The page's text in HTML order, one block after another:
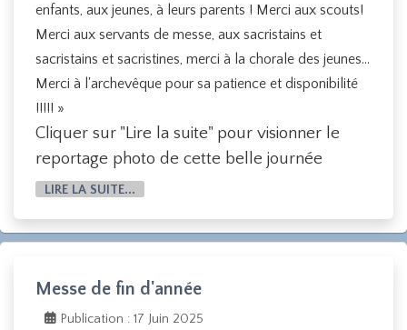
enfants, aux jeunes, à leurs parents ! Merci aux scouts!
Merci aux servants de messe, aux sacristains et
sacristains et sacristines, merci à la chorale des jeunes...
Merci à l'archevêque pour sa patience et disponibilité
!!!!! »
Cliquer sur "Lire la suite" pour visionner le
reportage photo de cette belle journée
LIRE LA SUITE...
Messe de fin d'année
Publication : 17 Juin 2025